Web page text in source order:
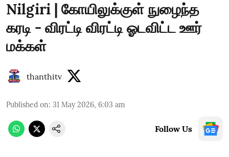
Nilgiri | கோயிலுக்குள் நுழைந்த
கரடி - விரட்டி விரட்டி ஓடவிட்ட ஊர்
மக்கள்
thanthitv
Published on: 31 May 2026, 6:03 am
Follow Us